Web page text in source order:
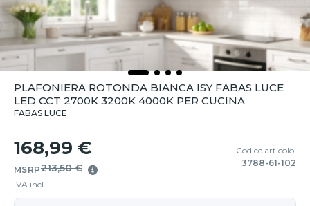
PLAFONIERA ROTONDA BIANCA ISY FABAS LUCE
LED CCT 2700K 3200K 4000K PER CUCINA
FABAS LUCE
168,99 €
MSRP213,50 €
IVA incl.
Codice articolo:
3788-61-102